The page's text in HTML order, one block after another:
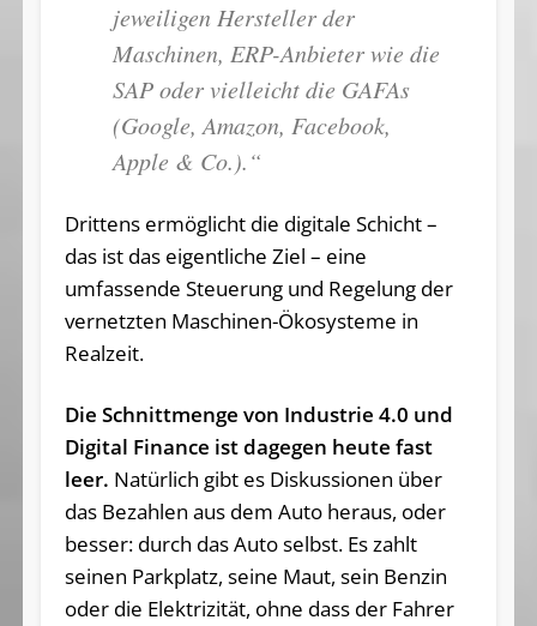
jeweiligen Hersteller der
Maschinen, ERP-Anbieter wie die
SAP oder vielleicht die GAFAs
(Google, Amazon, Facebook,
Apple & Co.).“
Drittens ermöglicht die digitale Schicht –
das ist das eigentliche Ziel – eine
umfassende Steuerung und Regelung der
vernetzten Maschinen-Ökosysteme in
Realzeit.
Die Schnittmenge von Industrie 4.0 und
Digital Finance ist dagegen heute fast
leer. Natürlich gibt es Diskussionen über
das Bezahlen aus dem Auto heraus, oder
besser: durch das Auto selbst. Es zahlt
seinen Parkplatz, seine Maut, sein Benzin
oder die Elektrizität, ohne dass der Fahrer